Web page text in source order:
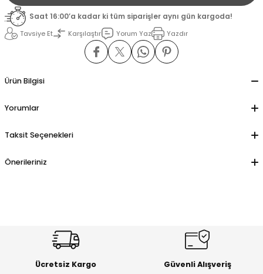
Saat 16:00’a kadar ki tüm siparişler aynı gün kargoda!
Tavsiye Et
Karşılaştır Yorum Yaz Yazdır
Ürün Bilgisi
Yorumlar
Taksit Seçenekleri
Önerileriniz
Ücretsiz Kargo Güvenli Alışveriş